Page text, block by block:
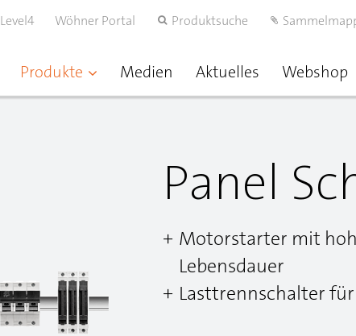
Produkte Medien Aktuelles Webshop
Level4 Wöhner Portal Produktsuche
Panel
Motorstarter mit
Lebensdauer
Lasttrennschalter